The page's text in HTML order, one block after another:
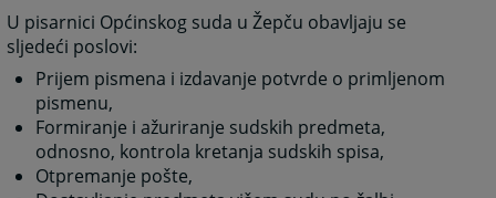
U pisarnici Općinskog suda u Žepču obavljaju se
sljedeći poslovi:
Prijem pismena i izdavanje potvrde o primljenom
pismenu,
Formiranje i ažuriranje sudskih predmeta,
odnosno, kontrola kretanja sudskih spisa,
Otpremanje pošte,